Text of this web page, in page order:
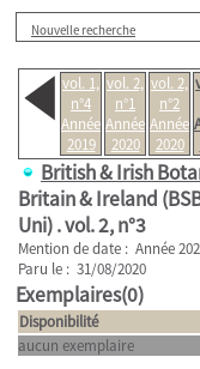
Nouvelle recherche
vol. 1,
n°4
Année
2019
vol. 2,
n°1
Année
2020
vol. 2,
n°2
Année
2020
British & Irish
Britain & Ireland
Uni) .vol. 2, n°3
Mention de date : Année
Paru le : 31/08/2020
Exemplaires(0)
Disponibilité
aucun exemplaire